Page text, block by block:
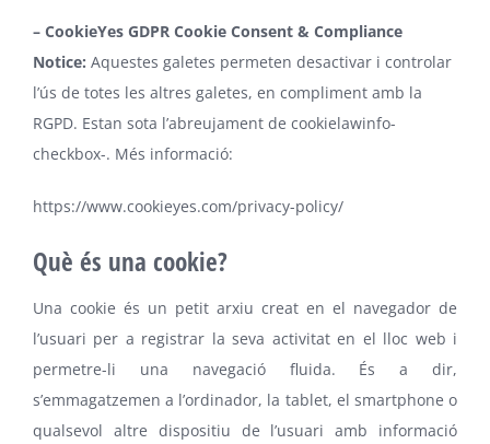
– CookieYes GDPR Cookie Consent & Compliance
Notice: Aquestes galetes permeten desactivar i controlar
l’ús de totes les altres galetes, en compliment amb la
RGPD. Estan sota l’abreujament de cookielawinfo-
checkbox-. Més informació:
https://www.cookieyes.com/privacy-policy/
Què és una cookie?
Una cookie és un petit arxiu creat en el navegador de
l’usuari per a registrar la seva activitat en el lloc web i
permetre-li una navegació fluida. És a dir,
s’emmagatzemen a l’ordinador, la tablet, el smartphone o
qualsevol altre dispositiu de l’usuari amb informació